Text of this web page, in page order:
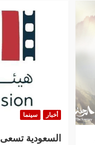
أخبار سينما
السعودية